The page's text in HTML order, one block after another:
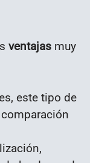
ventajas muy
este tipo de